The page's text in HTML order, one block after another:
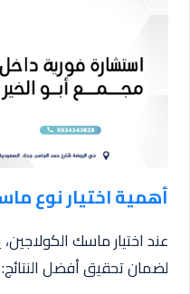
أهمية اختيار نوع
عند اختيار ماسك
لضمان تحقيق أفضل النتائج: